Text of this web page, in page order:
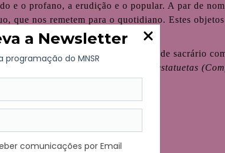
e o profano, a erudição e o popular. A par de
que nos remetem para o quotidiano. Estes objetos
aspeto tão presente nesta casa.
deste colecionador. A uma porta de sacrário
da Silva (1829-1877),
Vendedor de estatuetas
semelhantes.
Museu Fernando de Castro.